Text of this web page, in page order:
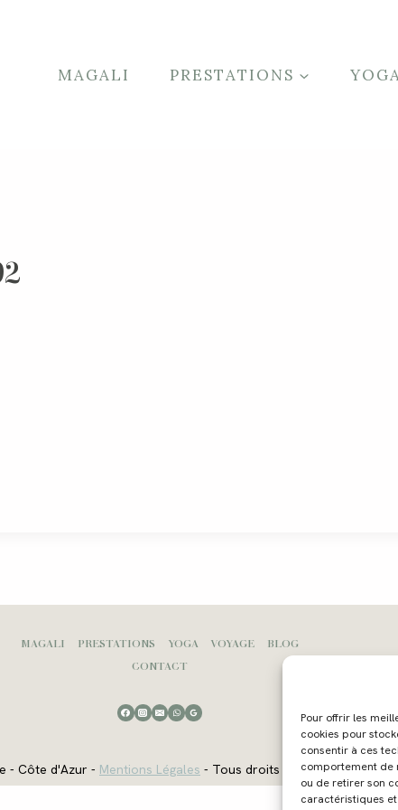
Pour offrir les
cookies pour
consentir à ces
comportement de
ou de retirer son
caractéristiques
MAGALI PRESTATIONS
MAGALI PRESTATIONS YOGA VOYAGE
BLOG
CONTACT
- Côte d'Azur - Mentions Légales - Tous droits réservés -